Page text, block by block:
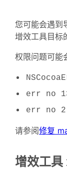
您可能会遇到
增效工具目标
权限问题可能
err no
err no 2
请参阅修复
增效工